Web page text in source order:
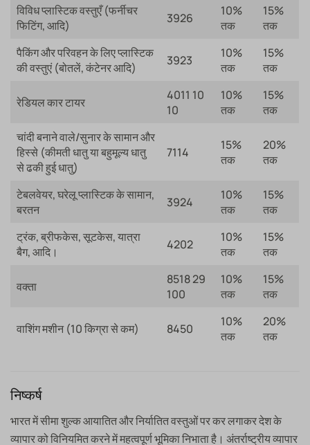
विविध प्लास्टिक वस्तुएँ (फर्नीचर
फिटिंग, आदि)
3926
10%
तक
15%
तक
पैकिंग और परिवहन के लिए प्लास्टिक
की वस्तुएं (बोतलें, कंटेनर आदि)
3923
10%
तक
15%
तक
रेडियल कार टायर
4011 10
10
10%
तक
15%
तक
चांदी बनाने वाले/सुनार के सामान और
हिस्से (कीमती धातु या बहुमूल्य धातु
से ढकी हुई धातु)
7114
15%
तक
20%
तक
टेबलवेयर, घरेलू प्लास्टिक के सामान,
बरतन
3924
10%
तक
15%
तक
ट्रंक, ब्रीफकेस, सूटकेस, यात्रा
बैग, आदि।
4202
10%
तक
15%
तक
वक्ता
8518 29
100
10%
तक
15%
तक
वाशिंग मशीन (10 किग्रा से कम) 8450
10%
तक
20%
तक
निष्कर्ष
भारत में सीमा शुल्क आयातित और निर्यातित वस्तुओं पर कर लगाकर देश के
व्यापार को विनियमित करने में महत्वपूर्ण भूमिका निभाता है। अंतर्राष्ट्रीय व्यापार